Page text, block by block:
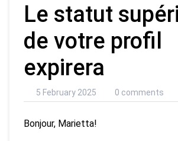
Le statut
de votre profil
expirera
5 February 2025 0 comments
Bonjour, Marietta!